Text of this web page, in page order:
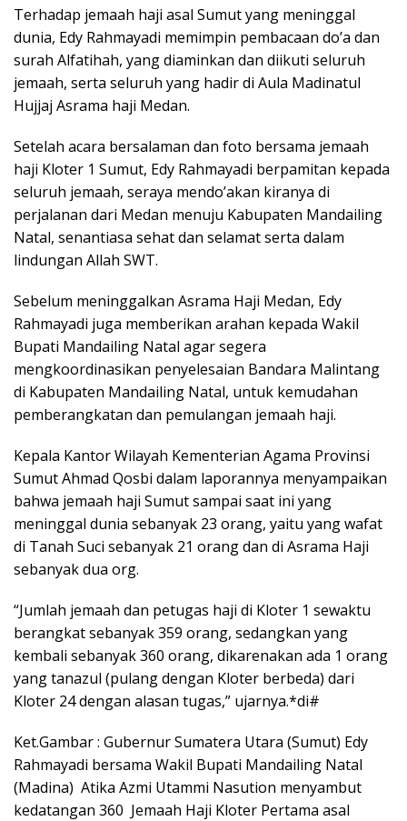
Terhadap jemaah haji asal Sumut yang meninggal
dunia, Edy Rahmayadi memimpin pembacaan do’a dan
surah Alfatihah, yang diaminkan dan diikuti seluruh
jemaah, serta seluruh yang hadir di Aula Madinatul
Hujjaj Asrama haji Medan.
Setelah acara bersalaman dan foto bersama jemaah
haji Kloter 1 Sumut, Edy Rahmayadi berpamitan kepada
seluruh jemaah, seraya mendo’akan kiranya di
perjalanan dari Medan menuju Kabupaten Mandailing
Natal, senantiasa sehat dan selamat serta dalam
lindungan Allah SWT.
Sebelum meninggalkan Asrama Haji Medan, Edy
Rahmayadi juga memberikan arahan kepada Wakil
Bupati Mandailing Natal agar segera
mengkoordinasikan penyelesaian Bandara Malintang
di Kabupaten Mandailing Natal, untuk kemudahan
pemberangkatan dan pemulangan jemaah haji.
Kepala Kantor Wilayah Kementerian Agama Provinsi
Sumut Ahmad Qosbi dalam laporannya menyampaikan
bahwa jemaah haji Sumut sampai saat ini yang
meninggal dunia sebanyak 23 orang, yaitu yang wafat
di Tanah Suci sebanyak 21 orang dan di Asrama Haji
sebanyak dua org.
“Jumlah jemaah dan petugas haji di Kloter 1 sewaktu
berangkat sebanyak 359 orang, sedangkan yang
kembali sebanyak 360 orang, dikarenakan ada 1 orang
yang tanazul (pulang dengan Kloter berbeda) dari
Kloter 24 dengan alasan tugas,” ujarnya.*di#
Ket.Gambar : Gubernur Sumatera Utara (Sumut) Edy
Rahmayadi bersama Wakil Bupati Mandailing Natal
(Madina) Atika Azmi Utammi Nasution menyambut
kedatangan 360 Jemaah Haji Kloter Pertama asal